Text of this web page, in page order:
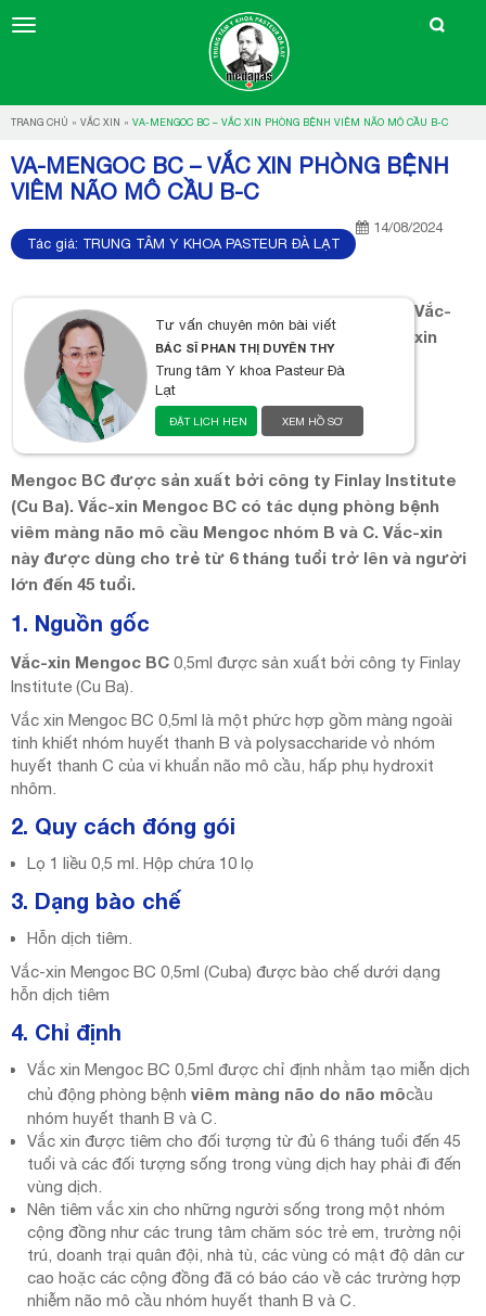
TRANG CHỦ » VẮC XIN » VA-MENGOC BC – VẮC XIN PHÒNG BỆNH VIÊM NÃO MÔ CẦU B-C
VA-MENGOC BC – VẮC XIN PHÒNG BỆNH
VIÊM NÃO MÔ CẦU B-C
14/08/2024
Tác giả: TRUNG TÂM Y KHOA PASTEUR ĐÀ LẠT
Tư vấn chuyên môn bài viết
BÁC SĨ PHAN THỊ DUYÊN THY
Trung tâm Y khoa Pasteur Đà
Lạt
ĐẶT LỊCH HẸN XEM HỒ SƠ
Vắc-
xin
Mengoc BC được sản xuất bởi công ty Finlay Institute
(Cu Ba). Vắc-xin Mengoc BC có tác dụng phòng bệnh
viêm màng não mô cầu Mengoc nhóm B và C. Vắc-xin
này được dùng cho trẻ từ 6 tháng tuổi trở lên và người
lớn đến 45 tuổi.
1. Nguồn gốc
Vắc-xin Mengoc BC 0,5ml được sản xuất bởi công ty Finlay
Institute (Cu Ba).
Vắc xin Mengoc BC 0,5ml là một phức hợp gồm màng ngoài
tinh khiết nhóm huyết thanh B và polysaccharide vỏ nhóm
huyết thanh C của vi khuẩn não mô cầu, hấp phụ hydroxit
nhôm.
2. Quy cách đóng gói
Lọ 1 liều 0,5 ml. Hộp chứa 10 lọ
3. Dạng bào chế
Hỗn dịch tiêm.
Vắc-xin Mengoc BC 0,5ml (Cuba) được bào chế dưới dạng
hỗn dịch tiêm
4. Chỉ định
Vắc xin Mengoc BC 0,5ml được chỉ định nhằm tạo miễn dịch
chủ động phòng bệnh viêm màng não do não môcầu
nhóm huyết thanh B và C.
Vắc xin được tiêm cho đối tượng từ đủ 6 tháng tuổi đến 45
tuổi và các đối tượng sống trong vùng dịch hay phải đi đến
vùng dịch.
Nên tiêm vắc xin cho những người sống trong một nhóm
cộng đồng như các trung tâm chăm sóc trẻ em, trường nội
trú, doanh trại quân đội, nhà tù, các vùng có mật độ dân cư
cao hoặc các cộng đồng đã có báo cáo về các trường hợp
nhiễm não mô cầu nhóm huyết thanh B và C.